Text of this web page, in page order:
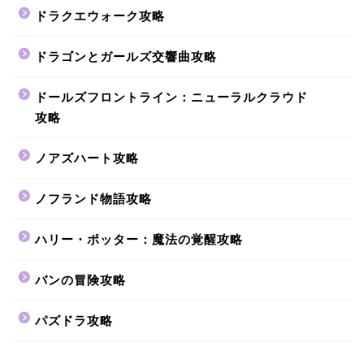
ドラクエウォーク攻略
ドラゴンとガールズ交響曲攻略
ドールズフロントライン：ニューラルクラウド
攻略
ノアズハート攻略
ノフランド物語攻略
ハリー・ポッター：魔法の覚醒攻略
バンの冒険攻略
パズドラ攻略